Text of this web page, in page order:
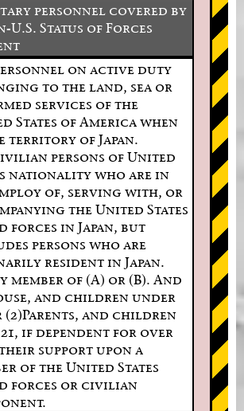
personnel covered by
U.S. Status of Forces
on active duty
to the land, sea or
services of the
States of America when
territory of Japan.
persons of United
nationality who are in
of, serving with, or
the United States
forces in Japan, but
persons who are
resident in Japan.
member of (A) or (B). And
and children under
(2)Parents, and children
if dependent for over
support upon a
of the United States
forces or civilian